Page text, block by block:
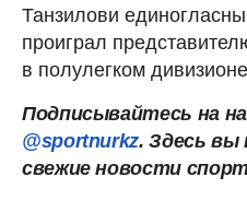
Танзилови
проиграл
в полулегком
Подписывайтесь на
@sportnurkz. Здесь вы
свежие новости